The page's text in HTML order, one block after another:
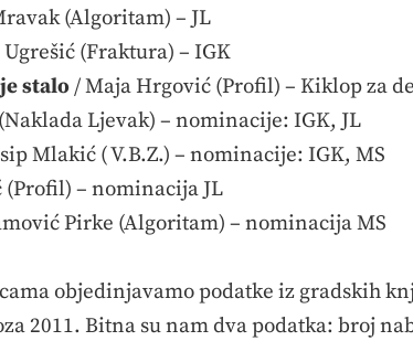
(Algoritam) – JL
(Fraktura) – IGK
stalo/ Maja Hrgović (Profil) – Kiklop za
Ljevak) – nominacije: IGK, JL
Mlakić ( V.B.Z.) – nominacije: IGK, MS
– nominacija JL
Pirke (Algoritam) – nominacija MS
objedinjavamo podatke iz gradskih
2011. Bitna su nam dva podatka: broj